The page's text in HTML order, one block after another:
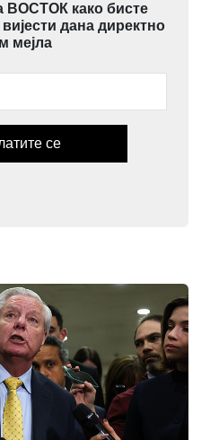
ВОСТОК како бисте
дана директно
мејла
се